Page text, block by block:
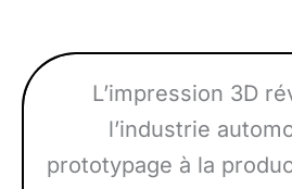
L’impression 3D
l’industrie
prototypage à la